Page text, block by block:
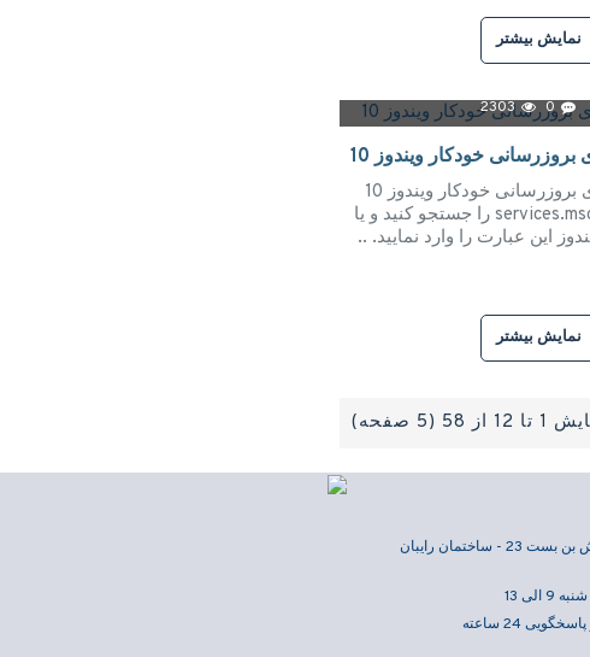
نمایش بیشتر
0
2303
خودکار ویندوز 10
در کورتانا عبارت services.msc را جستجو کنید و یا
نمایش بیشتر
12 از 58 (5 صفحه)
رایبان